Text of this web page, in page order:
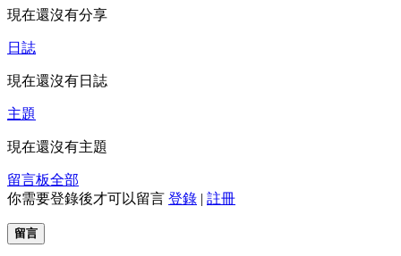
現在還沒有分享
日誌
現在還沒有日誌
主題
現在還沒有主題
留言板全部
你需要登錄後才可以留言 登錄 | 註冊
留言